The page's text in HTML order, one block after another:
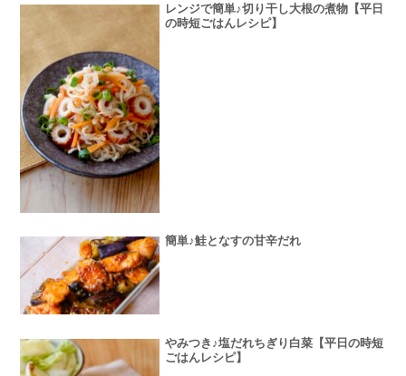
レンジで簡単♪切り干し大根の煮物【平日
の時短ごはんレシピ】
簡単♪鮭となすの甘辛だれ
やみつき♪塩だれちぎり白菜【平日の時短
ごはんレシピ】